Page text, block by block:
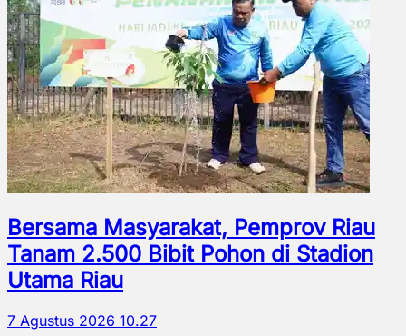
Bersama Masyarakat, Pemprov Riau
Tanam 2.500 Bibit Pohon di Stadion
Utama Riau
7 Agustus 2026 10.27